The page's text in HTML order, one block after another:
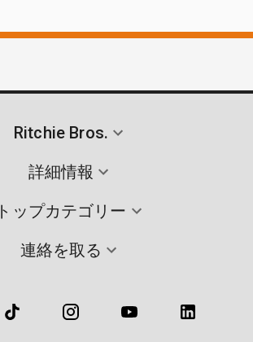
Ritchie Bros.
詳細情報
トップカテゴリー
連絡を取る